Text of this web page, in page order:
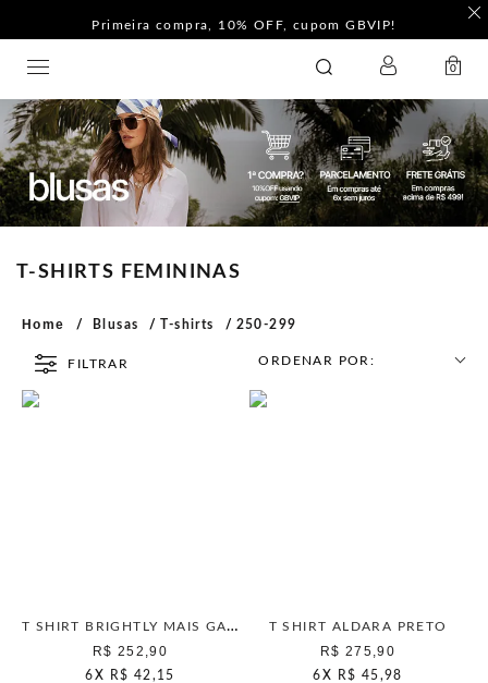
Primeira compra, 10% OFF, cupom GBVIP!
0
T-SHIRTS FEMININAS
Home Blusas T-shirts 250-299
FILTRAR ORDENAR POR:
T SHIRT BRIGHTLY MAIS GATA SEPIA
R$ 252,90
6 X R$ 42,15
T SHIRT ALDARA PRETO
R$ 275,90
6 X R$ 45,98